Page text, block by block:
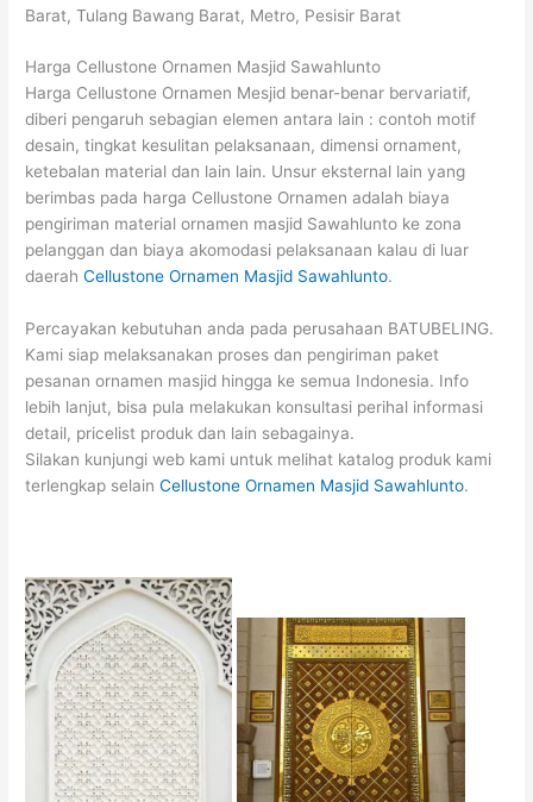
Barat, Tulang Bawang Barat, Metro, Pesisir Barat
Harga Cellustone Ornamen Masjid Sawahlunto
Harga Cellustone Ornamen Mesjid benar-benar bervariatif,
diberi pengaruh sebagian elemen antara lain : contoh motif
desain, tingkat kesulitan pelaksanaan, dimensi ornament,
ketebalan material dan lain lain. Unsur eksternal lain yang
berimbas pada harga Cellustone Ornamen adalah biaya
pengiriman material ornamen masjid Sawahlunto ke zona
pelanggan dan biaya akomodasi pelaksanaan kalau di luar
daerahCellustone Ornamen Masjid Sawahlunto.
Percayakan kebutuhan anda pada perusahaan BATUBELING.
Kami siap melaksanakan proses dan pengiriman paket
pesanan ornamen masjid hingga ke semua Indonesia. Info
lebih lanjut, bisa pula melakukan konsultasi perihal informasi
detail, pricelist produk dan lain sebagainya.
Silakan kunjungi web kami untuk melihat katalog produk kami
terlengkap selainCellustone Ornamen Masjid Sawahlunto.